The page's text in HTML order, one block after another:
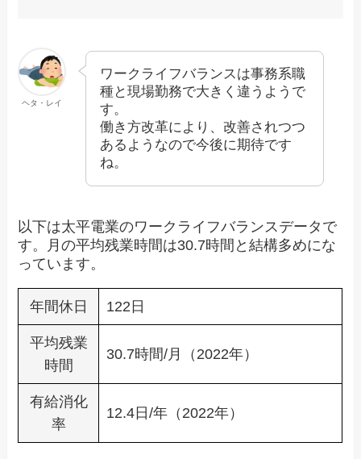
ヘタ・レイ
ワークライフバランスは事務系職
種と現場勤務で大きく違うようで
す。
働き方改革により、改善されつつ
あるようなので今後に期待です
ね。
以下は太平電業のワークライフバランスデータで
す。月の平均残業時間は30.7時間と結構多めにな
っています。
年間休日 122日
平均残業
時間
30.7時間/月（2022年）
有給消化
率
12.4日/年（2022年）